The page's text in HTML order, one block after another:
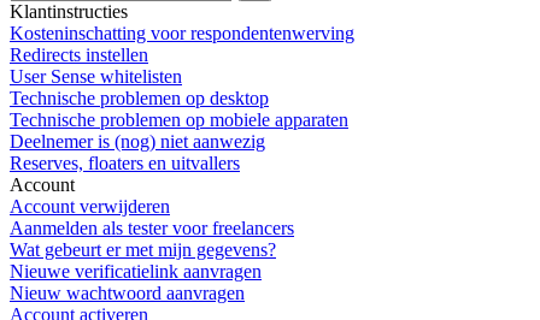
Klantinstructies
Kosteninschatting voor respondentenwerving
Redirects instellen
User Sense whitelisten
Technische problemen op desktop
Technische problemen op mobiele apparaten
Deelnemer is (nog) niet aanwezig
Reserves, floaters en uitvallers
Account
Account verwijderen
Aanmelden als tester voor freelancers
Wat gebeurt er met mijn gegevens?
Nieuwe verificatielink aanvragen
Nieuw wachtwoord aanvragen
Account activeren